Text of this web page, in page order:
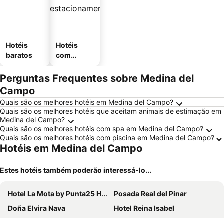
Hotéis
baratos
Hotéis
com
mento
Perguntas Frequentes sobre Medina del
Campo
Quais são os melhores hotéis em Medina del Campo?
Quais são os melhores hotéis que aceitam animais de estimação em
Medina del Campo?
Quais são os melhores hotéis com spa em Medina del Campo?
Quais são os melhores hotéis com piscina em Medina del Campo?
Hotéis em Medina del Campo
Estes hotéis também poderão interessá-lo...
Hotel La Mota by Punta25 Hotels Group
Posada Real del Pinar
Doña Elvira Nava
Hotel Reina Isabel